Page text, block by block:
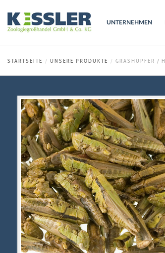
UNTERNEHMEN
STARTSEITE UNSERE PRODUKTE GRASHÜPFER /